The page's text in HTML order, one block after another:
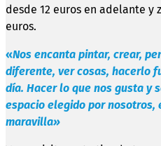
desde 12 euros en adelante
euros.
«Nos encanta pintar, crear,
diferente, ver cosas, hacerlo
día. Hacer lo que nos gusta y
espacio elegido por nosotros,
maravilla»